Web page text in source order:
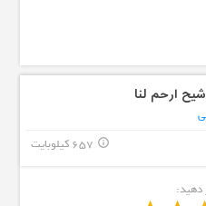
ارحم لنا
657 کیلوبایت info_outline
دهید: